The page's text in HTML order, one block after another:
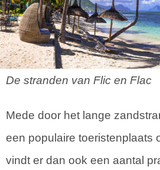
De stranden van Flic en Flac
Mede door het lange
een populaire toeristenplaats
vindt er dan ook een aantal